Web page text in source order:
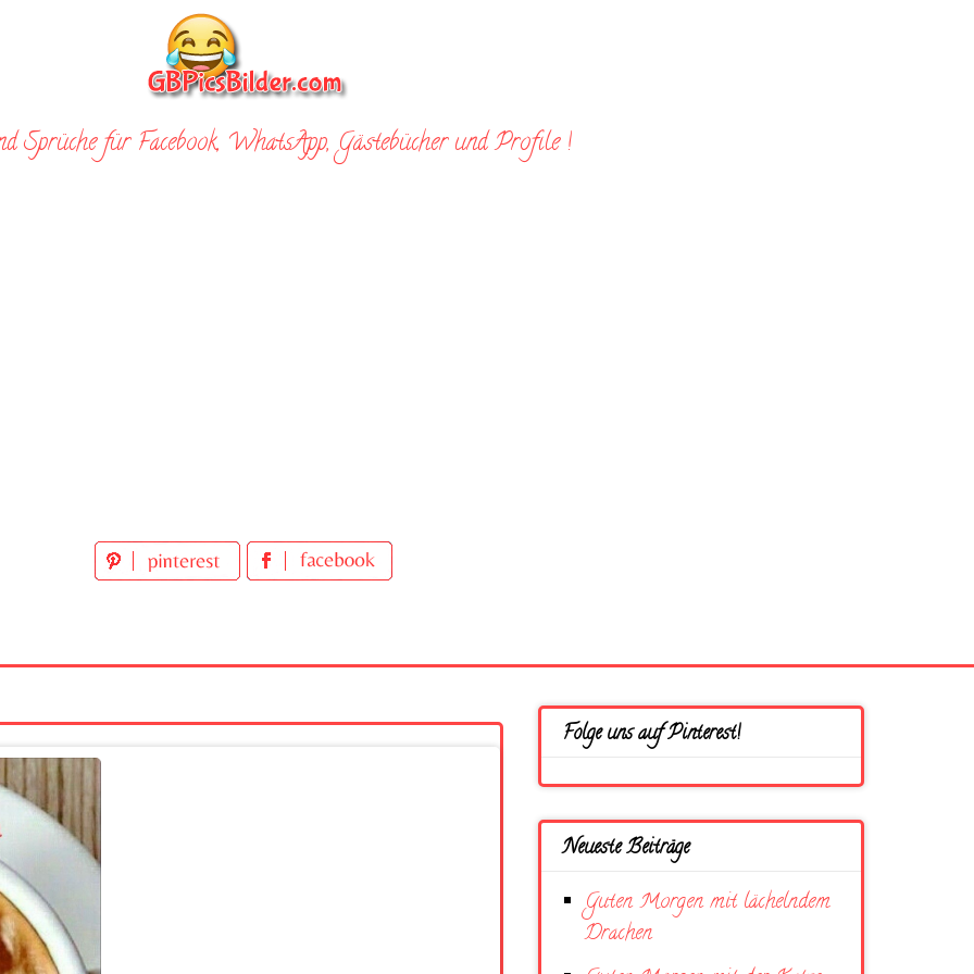
Sprüche für Facebook, WhatsApp, Gästebücher und Profile !
Folge uns auf Pinterest!
Neueste Beiträge
Guten Morgen mit lächelndem
Drachen